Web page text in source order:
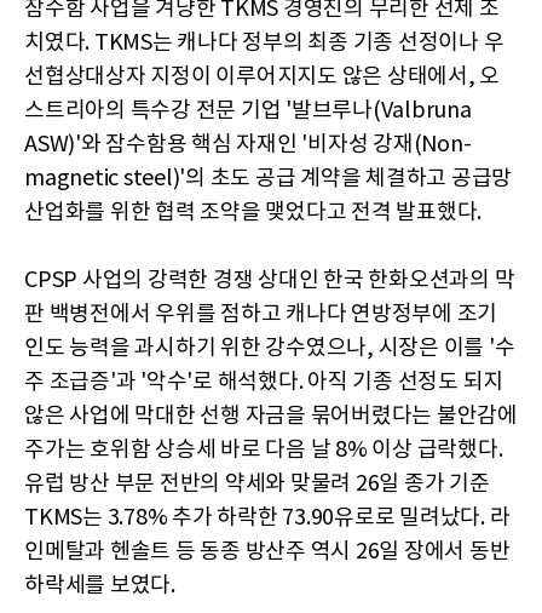
잠수함 사업을 겨냥한 TKMS 경영진의 무리한 선제 조
치였다. TKMS는 캐나다 정부의 최종 기종 선정이나 우
선협상대상자 지정이 이루어지지도 않은 상태에서, 오
스트리아의 특수강 전문 기업 '발브루나(Valbruna
ASW)'와 잠수함용 핵심 자재인 '비자성 강재(Non-
magnetic steel)'의 초도 공급 계약을 체결하고 공급망
산업화를 위한 협력 조약을 맺었다고 전격 발표했다.
CPSP 사업의 강력한 경쟁 상대인 한국 한화오션과의 막
판 백병전에서 우위를 점하고 캐나다 연방정부에 조기
인도 능력을 과시하기 위한 강수였으나, 시장은 이를 '수
주 조급증'과 '악수'로 해석했다. 아직 기종 선정도 되지
않은 사업에 막대한 선행 자금을 묶어버렸다는 불안감에
주가는 호위함 상승세 바로 다음 날 8% 이상 급락했다.
유럽 방산 부문 전반의 약세와 맞물려 26일 종가 기준
TKMS는 3.78% 추가 하락한 73.90유로로 밀려났다. 라
인메탈과 헨솔트 등 동종 방산주 역시 26일 장에서 동반
하락세를 보였다.